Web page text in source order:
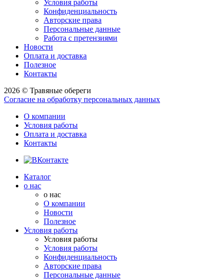
Условия работы
Конфиденциальность
Авторские права
Персональные данные
Работа с претензиями
Новости
Оплата и доставка
Полезное
Контакты
2026 © Травяные обереги
Согласие на обработку персональных данных
О компании
Условия работы
Оплата и доставка
Контакты
Каталог
о нас
о нас
О компании
Новости
Полезное
Условия работы
Условия работы
Условия работы
Конфиденциальность
Авторские права
Персональные данные